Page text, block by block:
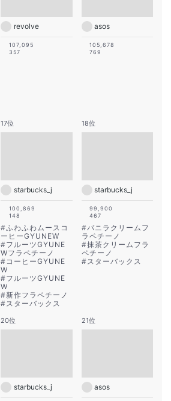
revolve
107,095
357
asos
105,678
769
17位
starbucks_j
100,869
148
#ふわふわムースコ
ーヒーGYUNEW
#フルーツGYUNE
Wフラペチーノ
# コーヒーGYUNE
W
#フルーツGYUNE
W
#新作フラペチーノ
#スターバックス
18位
starbucks_j
99,900
467
#バニラクリームフ
ラペチーノ
#抹茶クリームフラ
ペチーノ
#スターバックス
20位
starbucks_j
21位
asos